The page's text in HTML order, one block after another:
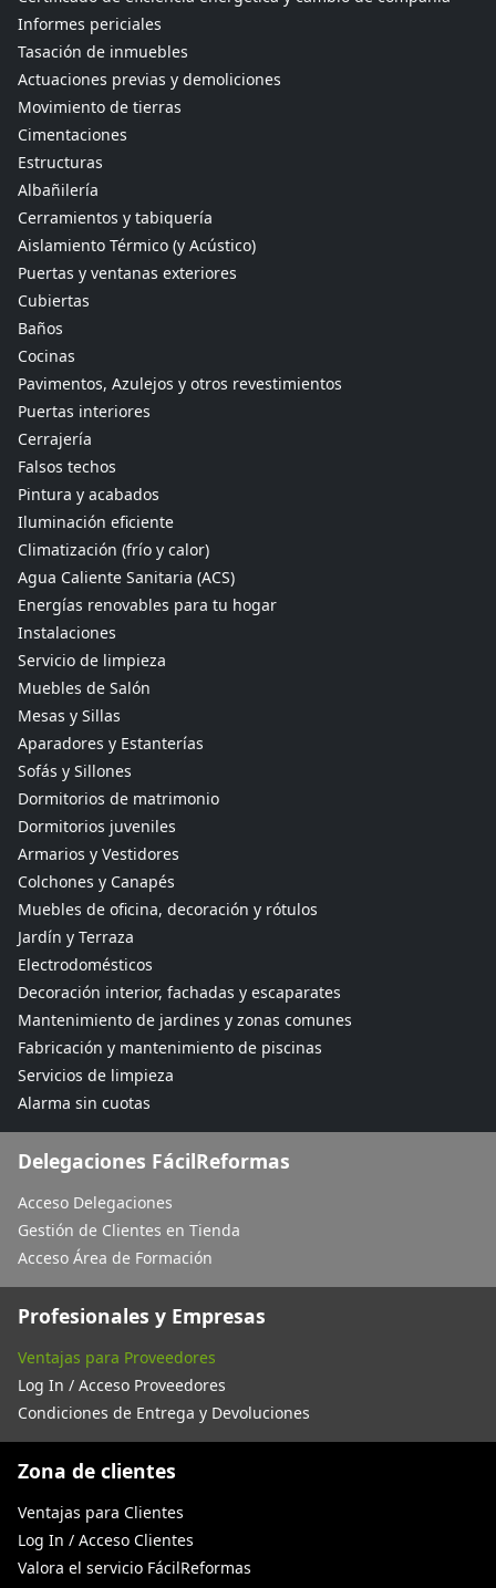
Informes periciales
Tasación de inmuebles
Actuaciones previas y demoliciones
Movimiento de tierras
Cimentaciones
Estructuras
Albañilería
Cerramientos y tabiquería
Aislamiento Térmico (y Acústico)
Puertas y ventanas exteriores
Cubiertas
Baños
Cocinas
Pavimentos, Azulejos y otros revestimientos
Puertas interiores
Cerrajería
Falsos techos
Pintura y acabados
Iluminación eficiente
Climatización (frío y calor)
Agua Caliente Sanitaria (ACS)
Energías renovables para tu hogar
Instalaciones
Servicio de limpieza
Muebles de Salón
Mesas y Sillas
Aparadores y Estanterías
Sofás y Sillones
Dormitorios de matrimonio
Dormitorios juveniles
Armarios y Vestidores
Colchones y Canapés
Muebles de oficina, decoración y rótulos
Jardín y Terraza
Electrodomésticos
Decoración interior, fachadas y escaparates
Mantenimiento de jardines y zonas comunes
Fabricación y mantenimiento de piscinas
Servicios de limpieza
Alarma sin cuotas
Delegaciones FácilReformas
Acceso Delegaciones
Gestión de Clientes en Tienda
Acceso Área de Formación
Profesionales y Empresas
Ventajas para Proveedores
Log In / Acceso Proveedores
Condiciones de Entrega y Devoluciones
Zona de clientes
Ventajas para Clientes
Log In / Acceso Clientes
Valora el servicio FácilReformas